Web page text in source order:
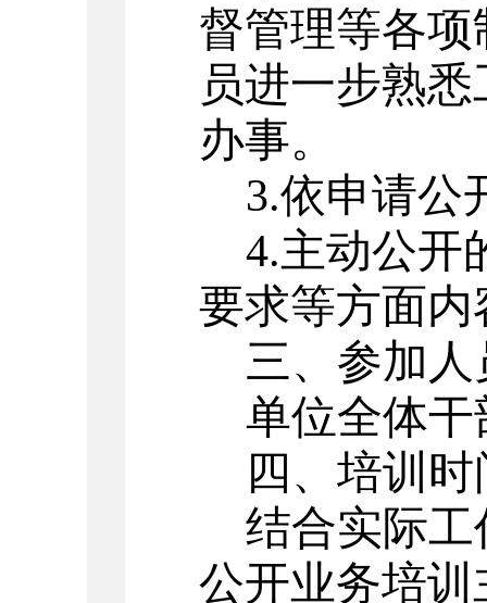
督管理等各
员进一步熟
办事。
3.依申请公
4.主动公开
要求等方面内
三、参加人
单位全体
四、培训
结合实际
公开业务培